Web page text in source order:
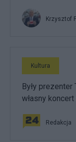
Krzysztof
Kultura
Były prezenter
własny
Redakcja